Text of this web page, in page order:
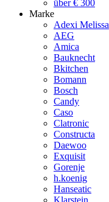
über € 300
Marke
Adexi Melissa
AEG
Amica
Bauknecht
Bkitchen
Bomann
Bosch
Candy
Caso
Clatronic
Constructa
Daewoo
Exquisit
Gorenje
h.koenig
Hanseatic
Klarstein